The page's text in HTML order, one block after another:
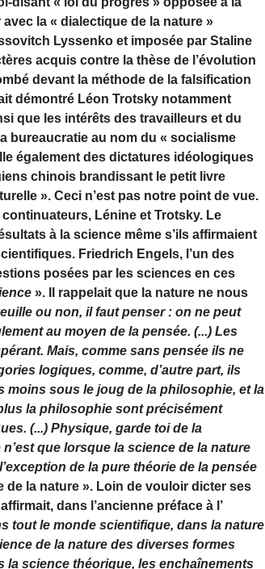
la « dialectique de la nature »
Lyssenko et imposée par Staline
acquis contre la thèse de l’évolution
devant la méthode de la falsification
démontré Léon Trotsky notamment
que les intérêts des travailleurs et du
bureaucratie au nom du « socialisme
également des dictatures idéologiques
chinois brandissant le petit livre
». Ceci n’est pas notre point de vue.
continuateurs, Lénineet Trotsky. Le
à la science même s’ils affirmaient
Friedrich Engels, l’un des
posées par les sciences en ces
». Il rappelait que la nature ne nous
ou non, il faut penser : on ne peut
au moyen de la pensée. (...) Les
Mais, comme sans pensée ils ne
logiques, comme, d’autre part, ils
moins sous le joug de la philosophie, et la
la philosophie sont précisément
(...) Physique, garde toi de la
que lorsque la science de la nature
de la pure théorie de la pensée
de la nature ». Loin de vouloir dicter ses
dans l’ancienne préface à l’
tout le monde scientifique, dans la nature
de la nature des diverses formes
la science théorique, les enchaînements